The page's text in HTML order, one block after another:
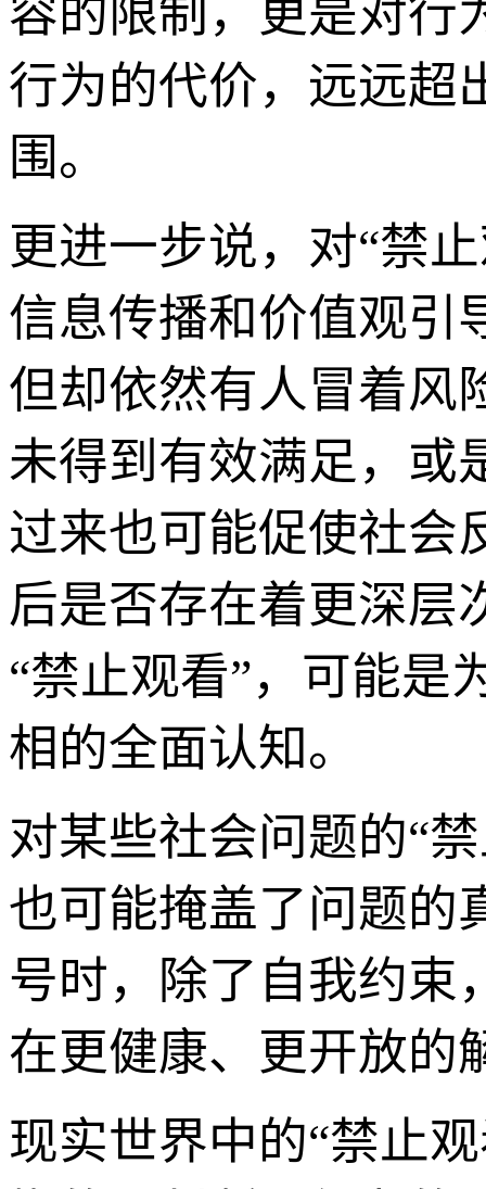
容的限制，更是对行
行为的代价，远远超
围。
更进一步说，对“禁
信息传播和价值观引
但却依然有人冒着风
未得到有效满足，或
过来也可能促使社会
后是否存在着更深层
“禁止观看”，可能是
相的全面认知。
对某些社会问题的“
也可能掩盖了问题的
号时，除了自我约束
在更健康、更开放的
现实世界中的“禁止